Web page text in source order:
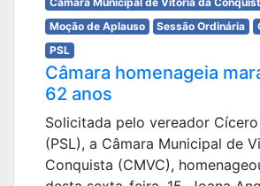
Moção de Aplauso
Sessão Ordinária
PSL
Câmara homenageia
62 anos
Solicitada pelo vereador
(PSL), a Câmara Municipal de
Conquista (CMVC),